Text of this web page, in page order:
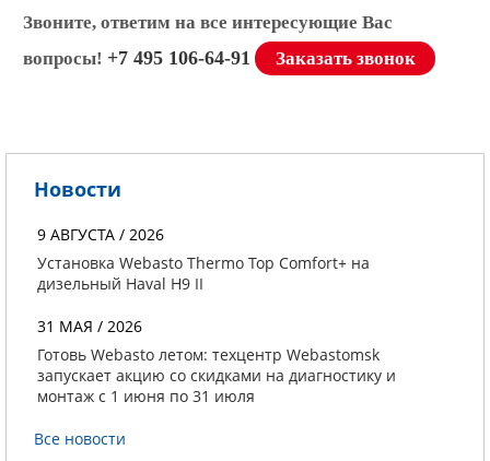
Звоните, ответим на все интересующие Вас
вопросы! +7 495 106-64-91 Заказать звонок
Новости
9 АВГУСТА / 2026
Установка Webasto Thermo Top Comfort+ на
дизельный Haval H9 II
31 МАЯ / 2026
Готовь Webasto летом: техцентр Webastomsk
запускает акцию со скидками на диагностику и
монтаж с 1 июня по 31 июля
Все новости